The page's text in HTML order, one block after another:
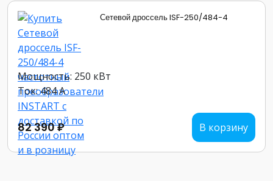
Сетевой дроссель ISF-250/484-4
Мощность: 250 кВт
Ток: 484 А
82 390 ₽ В корзину